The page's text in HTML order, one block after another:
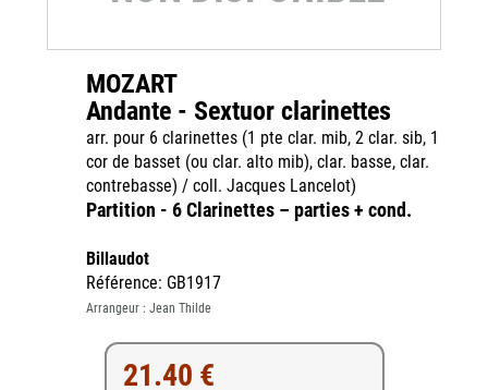
MOZART
Andante - Sextuor clarinettes
arr. pour 6 clarinettes (1 pte clar. mib, 2 clar. sib, 1
cor de basset (ou clar. alto mib), clar. basse, clar.
contrebasse) / coll. Jacques Lancelot)
Partition - 6 Clarinettes – parties + cond.
Billaudot
Référence: GB1917
Arrangeur : Jean Thilde
21.40 €